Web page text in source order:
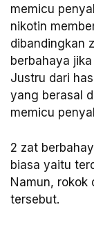
memicu
nikotin
dibandingkan
berbahaya
Justru dari
yang berasal
memicu
2 zat
biasa yaitu
Namun, rokok
tersebut.